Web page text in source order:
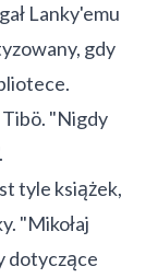
Lanky'emu
gdy
"Nigdy
tyle książek,
"Mikołaj
dotyczące